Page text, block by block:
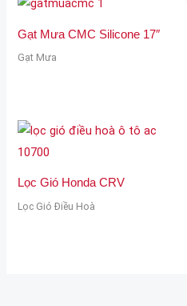
Gạt Mưa CMC Silicone 17″
Gạt Mưa
Lọc Gió Honda CRV
Lọc Gió Điều Hoà